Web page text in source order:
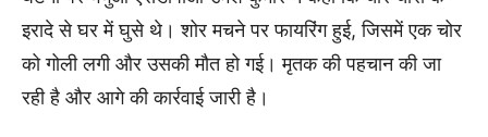
इरादे से घर में घुसे थे। शोर मचने पर फायरिंग हुई, जिसमें एक चोर
को गोली लगी और उसकी मौत हो गई। मृतक की पहचान की जा
रही है और आगे की कार्रवाई जारी है।